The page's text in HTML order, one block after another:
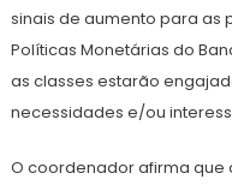
sinais de aumento para as
Políticas Monetárias do
as classes estarão
necessidades e/ou
O coordenador afirma